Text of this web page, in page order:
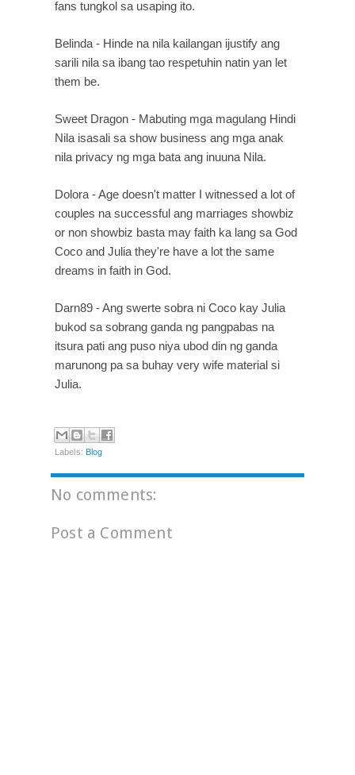
fans tungkol sa usaping ito.
Belinda - Hinde na nila kailangan ijustify ang
sarili nila sa ibang tao respetuhin natin yan let
them be.
Sweet Dragon - Mabuting mga magulang Hindi
Nila isasali sa show business ang mga anak
nila privacy ng mga bata ang inuuna Nila.
Dolora - Age doesn't matter I witnessed a lot of
couples na successful ang marriages showbiz
or non showbiz basta may faith ka lang sa God
Coco and Julia they're have a lot the same
dreams in faith in God.
Darn89 - Ang swerte sobra ni Coco kay Julia
bukod sa sobrang ganda ng pangpabas na
itsura pati ang puso niya ubod din ng ganda
marunong pa sa buhay very wife material si
Julia.
Labels: Blog
No comments:
Post a Comment